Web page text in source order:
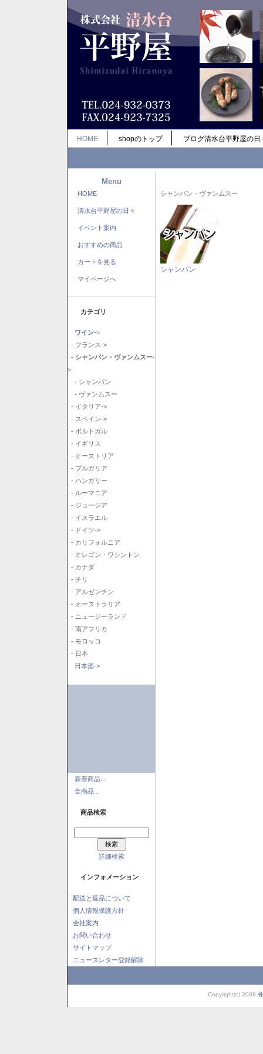
HOME shopのトップ ブログ清水台平野屋の日
Menu
HOME
清水台平野屋の日々
イベント案内
おすすめの商品
カートを見る
マイページへ
カテゴリ
ワイン->
- フランス->
- シャンパン・ヴァンムスー-
>
- シャンパン
- ヴァンムスー
- イタリア->
- スペイン->
- ポルトガル
- イギリス
- オーストリア
- ブルガリア
- ハンガリー
- ルーマニア
- ジョージア
- イスラエル
- ドイツ->
- カリフォルニア
- オレゴン・ワシントン
- カナダ
- チリ
- アルゼンチン
- オーストラリア
- ニュージーランド
- 南アフリカ
- モロッコ
- 日本
日本酒->
新着商品...
全商品...
商品検索
詳細検索
インフォメーション
配送と返品について
個人情報保護方針
会社案内
お問い合わせ
サイトマップ
ニュースレター登録解除
シャンパン・ヴァンムスー
シャンパン
Copyright(c) 2008